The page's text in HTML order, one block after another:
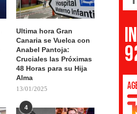
Ultima hora Gran
Canaria se Vuelca con
Anabel Pantoja:
Cruciales las Próximas
48 Horas para su Hija
Alma
13/01/2025
4